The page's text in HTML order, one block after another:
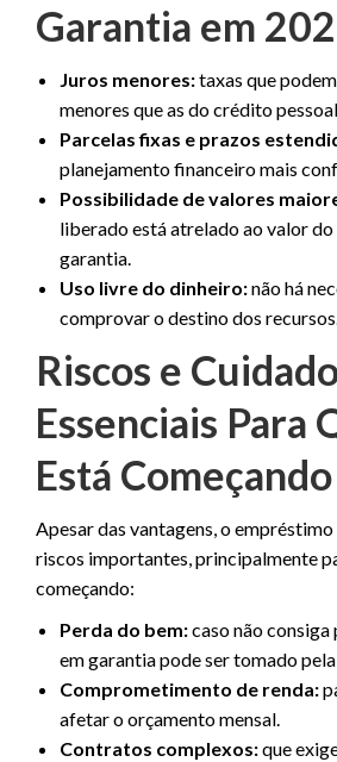
Garantia em
Juros menores:taxas que
menores que as do crédito
Parcelas fixas e prazos
planejamento financeiro mais
Possibilidade de valores
liberado está atrelado ao valor
garantia.
Uso livre do dinheiro:não há
comprovar o destino dos
Riscos e
Essenciais Para
Está Começando
Apesar das vantagens, o
riscos importantes, principalmente
começando:
Perda do bem:caso não consiga
em garantia pode ser tomado
Comprometimento de renda:
afetar o orçamento mensal.
Contratos complexos:que